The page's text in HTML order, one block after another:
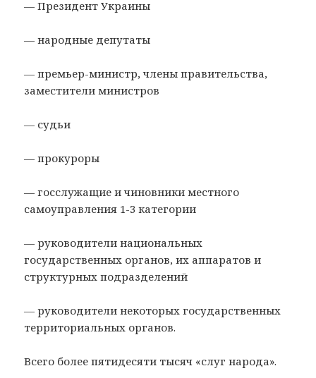
— Президент Украины
— народные депутаты
— премьер-министр, члены правительства,
заместители министров
— судьи
— прокуроры
— госслужащие и чиновники местного
самоуправления 1-3 категории
— руководители национальных
государственных органов, их аппаратов и
структурных подразделений
— руководители некоторых государственных
территориальных органов.
Всего более пятидесяти тысяч «слуг народа».